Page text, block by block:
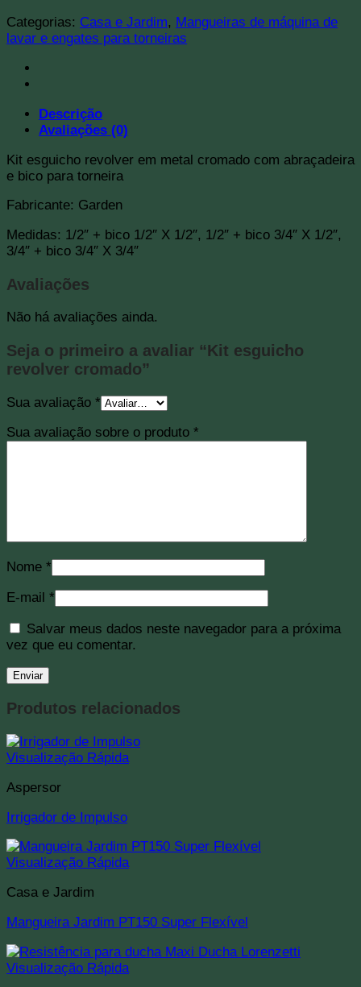
Categorias: Casa e Jardim, Mangueiras de máquina de
lavar e engates para torneiras
Descrição
Avaliações (0)
Kit esguicho revolver em metal cromado com abraçadeira
e bico para torneira
Fabricante: Garden
Medidas: 1/2″ + bico 1/2″ X 1/2″, 1/2″ + bico 3/4″ X 1/2″,
3/4″ + bico 3/4″ X 3/4″
Avaliações
Não há avaliações ainda.
Seja o primeiro a avaliar “Kit esguicho
revolver cromado”
Sua avaliação *
Sua avaliação sobre o produto *
Nome *
E-mail *
Salvar meus dados neste navegador para a próxima
vez que eu comentar.
Produtos relacionados
Visualização Rápida
Aspersor
Irrigador de Impulso
Visualização Rápida
Casa e Jardim
Mangueira Jardim PT150 Super Flexível
Visualização Rápida